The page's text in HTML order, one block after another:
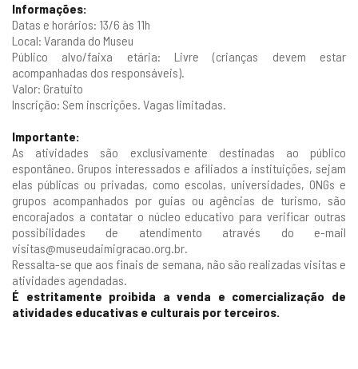
Informações:
Datas e horários: 13/6 às 11h
Local: Varanda do Museu
Público alvo/faixa etária: Livre (crianças devem estar
acompanhadas dos responsáveis).
Valor: Gratuito
Inscrição: Sem inscrições. Vagas limitadas.
Importante:
As atividades são exclusivamente destinadas ao público
espontâneo. Grupos interessados e afiliados a instituições, sejam
elas públicas ou privadas, como escolas, universidades, ONGs e
grupos acompanhados por guias ou agências de turismo, são
encorajados a contatar o núcleo educativo para verificar outras
possibilidades de atendimento através do e-mail
visitas@museudaimigracao.org.br.
Ressalta-se que aos finais de semana, não são realizadas visitas e
atividades agendadas.
É estritamente proibida a venda e comercialização de
atividades educativas e culturais por terceiros.